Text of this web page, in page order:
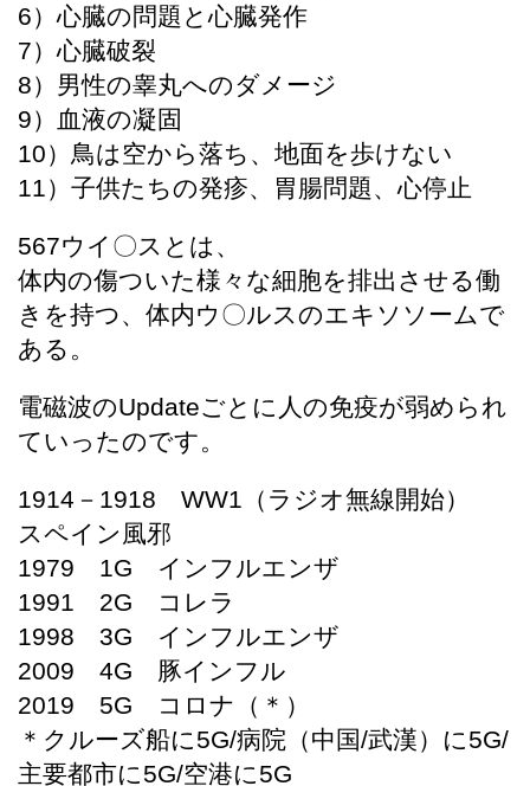
6）心臓の問題と心臓発作
7）​心臓破裂
8）​男性の睾丸へのダメージ
​9）​血液の凝固
​​10）鳥は空から落ち、地面を歩けない
​11）​子供たちの発疹、胃腸問題、心停止
​567ウイ〇スとは、
体内の傷ついた様々な細胞を排出させる働
きを持つ、体内ウ〇ルスのエキソソームで
ある。
電磁波のUpdateごとに人の免疫が弱められ
ていったのです。
1914－1918 WW1（ラジオ無線開始）
スペイン風邪
1979 1G インフルエンザ
1991 2G コレラ
1998 3G インフルエンザ
2009 4G 豚インフル
2019 5G コロナ（＊）
＊クルーズ船に5G/病院（中国/武漢）に5G/
主要都市に5G/空港に5G